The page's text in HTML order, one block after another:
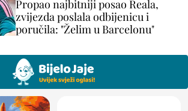
Propao najbitniji posao Reala,
zvijezda poslala odbijenicu i
poručila: "Želim u Barcelonu"